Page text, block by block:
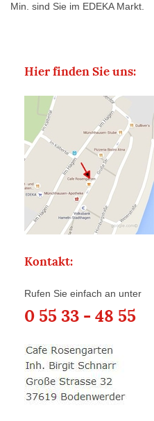
Min. sind Sie im EDEKA Markt.
Hier finden Sie uns:
Kontakt:
Rufen Sie einfach an unter
0 55 33 - 48 55